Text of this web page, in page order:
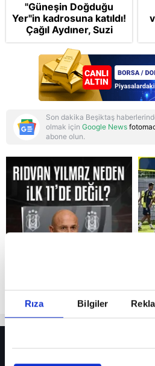
Rıza Bilgiler
Reddet
"Güneşin Doğduğu
Yer"in kadrosuna katıldı!
Çağıl Aydıner, Suzi
karakteriyle geliyor
Son dakika Beşiktaş
olmak için Google News
abone olun.